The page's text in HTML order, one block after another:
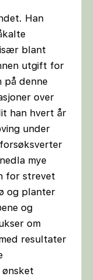
Han
blant
utgift for
på denne
over
han hvert år
under
mye
for strevet
og planter
og
om
resultater